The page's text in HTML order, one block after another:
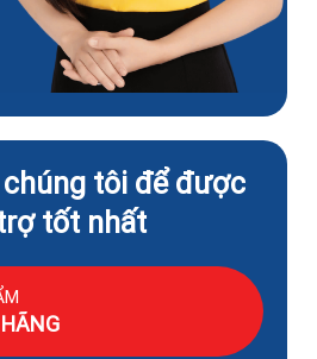
chúng tôi để được
tốt nhất